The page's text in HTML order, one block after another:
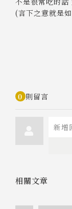
(言下之意就是
0 則留言
相關文章